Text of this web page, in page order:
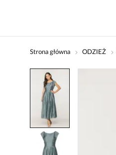
Strona główna ODZIEŻ